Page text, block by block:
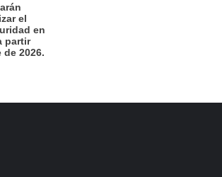
el
en
partir
2026.